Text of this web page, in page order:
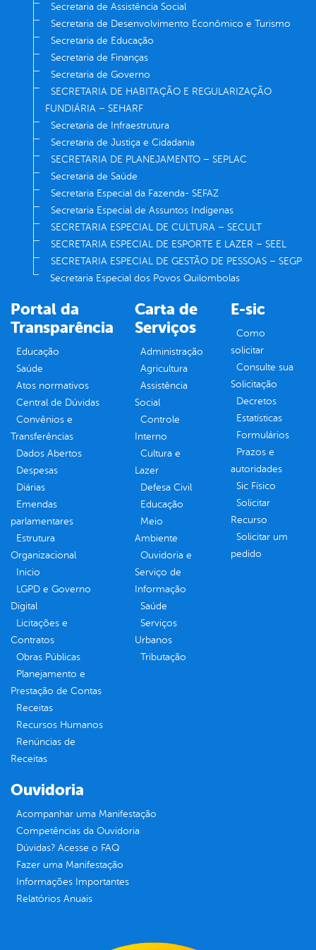
Secretaria de Assistência Social
Secretaria de Desenvolvimento Econômico e Turismo
Secretaria de Educação
Secretaria de Finanças
Secretaria de Governo
SECRETARIA DE HABITAÇÃO E REGULARIZAÇÃO
FUNDIÁRIA – SEHARF
Secretaria de Infraestrutura
Secretaria de Justiça e Cidadania
SECRETARIA DE PLANEJAMENTO – SEPLAC
Secretaria de Saúde
Secretaria Especial da Fazenda- SEFAZ
Secretaria Especial de Assuntos Indígenas
SECRETARIA ESPECIAL DE CULTURA – SECULT
SECRETARIA ESPECIAL DE ESPORTE E LAZER – SEEL
SECRETARIA ESPECIAL DE GESTÃO DE PESSOAS – SEGP
Secretaria Especial dos Povos Quilombolas
Portal da
Transparência
Educação
Saúde
Atos normativos
Central de Dúvidas
Convênios e
Transferências
Dados Abertos
Despesas
Diárias
Emendas
parlamentares
Estrutura
Organizacional
Inicio
LGPD e Governo
Digital
Licitações e
Contratos
Obras Públicas
Planejamento e
Prestação de Contas
Receitas
Recursos Humanos
Renúncias de
Receitas
Carta de
Serviços
Administração
Agricultura
Assistência
Social
Controle
Interno
Cultura e
Lazer
Defesa Civil
Educação
Meio
Ambiente
Ouvidoria e
Serviço de
Informação
Saúde
Serviços
Urbanos
Tributação
E-sic
Como
solicitar
Consulte sua
Solicitação
Decretos
Estatísticas
Formulários
Prazos e
autoridades
Sic Físico
Solicitar
Recurso
Solicitar um
pedido
Ouvidoria
Acompanhar uma Manifestação
Competências da Ouvidoria
Dúvidas? Acesse o FAQ
Fazer uma Manifestação
Informações Importantes
Relatórios Anuais